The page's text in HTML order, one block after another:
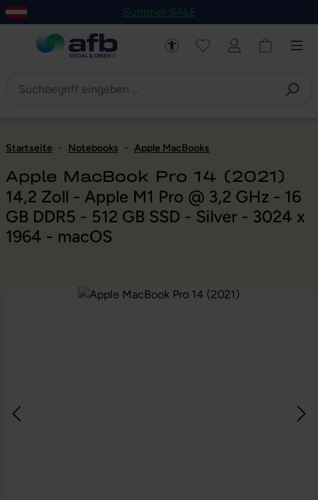
Hauptinhalt springen
Zur Navigation der B2B-Plattform springen
Summer SALE
Startseite - Notebooks - Apple MacBooks
Apple MacBook Pro 14 (2021)
14,2 Zoll - Apple M1 Pro @ 3,2 GHz - 16
GB DDR5 - 512 GB SSD - Silver - 3024 x
1964 - macOS
Bildergalerie überspringen